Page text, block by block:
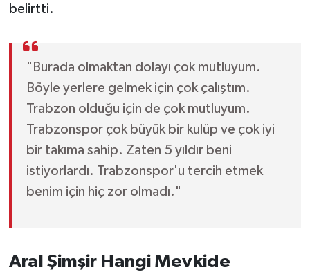
belirtti.
"Burada olmaktan dolayı çok mutluyum.
Böyle yerlere gelmek için çok çalıştım.
Trabzon olduğu için de çok mutluyum.
Trabzonspor çok büyük bir kulüp ve çok iyi
bir takıma sahip. Zaten 5 yıldır beni
istiyorlardı. Trabzonspor'u tercih etmek
benim için hiç zor olmadı."
Aral Şimşir Hangi Mevkide